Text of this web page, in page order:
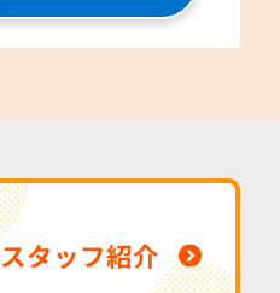
スタッフ紹介